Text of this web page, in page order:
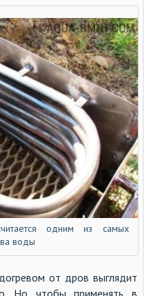
одним из самых
воды
от дров выглядит